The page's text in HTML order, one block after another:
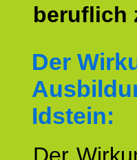
beruflich
Der
Idstein: